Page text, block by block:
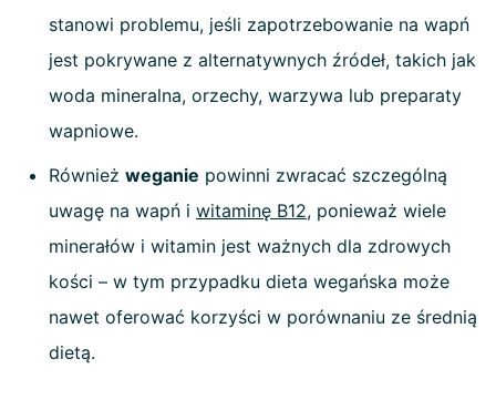
stanowi problemu, jeśli zapotrzebowanie na wapń
jest pokrywane z alternatywnych źródeł, takich jak
woda mineralna, orzechy, warzywa lub preparaty
wapniowe.
Również weganie powinni zwracać szczególną
uwagę na wapń i witaminę B12, ponieważ wiele
minerałów i witamin jest ważnych dla zdrowych
kości – w tym przypadku dieta wegańska może
nawet oferować korzyści w porównaniu ze średnią
dietą.